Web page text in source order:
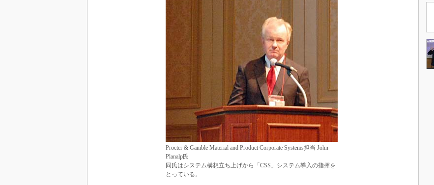
Procter & Gamble Material and Product Corporate Systems担当 John
Planalp氏
同氏はシステム構想立ち上げから「CSS」システム導入の指揮を
とっている。